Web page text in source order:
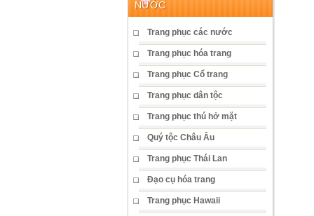
NƯỚC
Trang phục các nước
Trang phục hóa trang
Trang phục Cổ trang
Trang phục dân tộc
Trang phục thú hở mặt
Quý tộc Châu Âu
Trang phục Thái Lan
Đạo cụ hóa trang
Trang phục Hawaii